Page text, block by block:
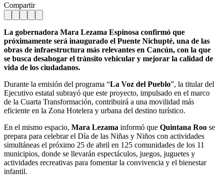
Compartir
La gobernadora Mara Lezama Espinosa confirmó que
próximamente será inaugurado el Puente Nichupté, una de las
obras de infraestructura más relevantes en Cancún, con la que
se busca desahogar el tránsito vehicular y mejorar la calidad de
vida de los ciudadanos.
Durante la emisión del programa “La Voz del Pueblo”, la titular del
Ejecutivo estatal subrayó que este proyecto, impulsado en el marco
de la Cuarta Transformación, contribuirá a una movilidad más
eficiente en la Zona Hotelera y urbana del destino turístico.
En el mismo espacio, Mara Lezama informó que Quintana Roo se
prepara para celebrar el Día de las Niñas y Niños con actividades
simultáneas el próximo 25 de abril en 125 comunidades de los 11
municipios, donde se llevarán espectáculos, juegos, juguetes y
actividades recreativas para fomentar la convivencia y el bienestar
infantil.